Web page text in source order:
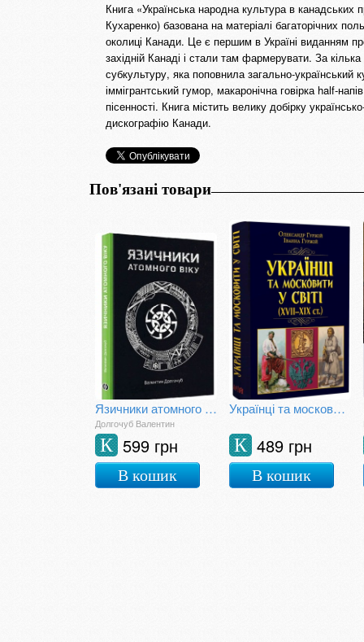
Книга «Українська народна культура в
Кухаренко) базована на матеріалі багаторічних
околиці Канади. Це є першим в Україні виданням
західній Канаді і стали там фармерувати. За
субкультуру, яка поповнила загально-
іммігрантський гумор, макаронічна говірка half-
пісенності. Книга містить велику добірку
дискографію Канади.
Пов'язані товари
Язичники атомного віку
Долгочуб Валентин
599 грн
К
В кошик
Українці та московити у світі (XVII-XIX ст.)
489 грн
К
В кошик